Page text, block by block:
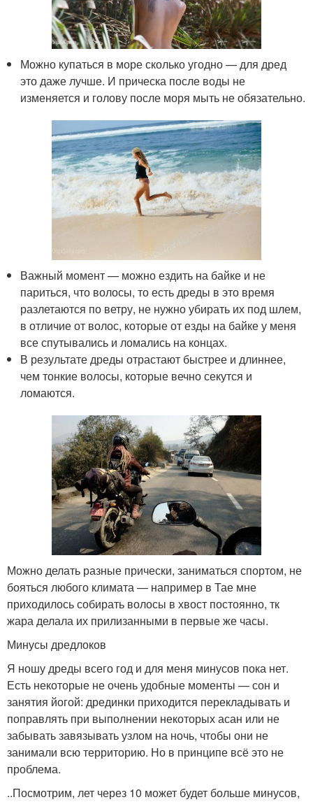
Можно купаться в море сколько угодно — для дред
это даже лучше. И прическа после воды не
изменяется и голову после моря мыть не обязательно.
Важный момент — можно ездить на байке и не
париться, что волосы, то есть дреды в это время
разлетаются по ветру, не нужно убирать их под шлем,
в отличие от волос, которые от езды на байке у меня
все спутывались и ломались на концах.
В результате дреды отрастают быстрее и длиннее,
чем тонкие волосы, которые вечно секутся и
ломаются.
Можно делать разные прически, заниматься спортом, не
бояться любого климата — например в Тае мне
приходилось собирать волосы в хвост постоянно, тк
жара делала их прилизанными в первые же часы.
Минусы дредлоков
Я ношу дреды всего год и для меня минусов пока нет.
Есть некоторые не очень удобные моменты — сон и
занятия йогой: дрединки приходится перекладывать и
поправлять при выполнении некоторых асан или не
забывать завязывать узлом на ночь, чтобы они не
занимали всю территорию. Но в принципе всё это не
проблема.
..Посмотрим, лет через 10 может будет больше минусов,